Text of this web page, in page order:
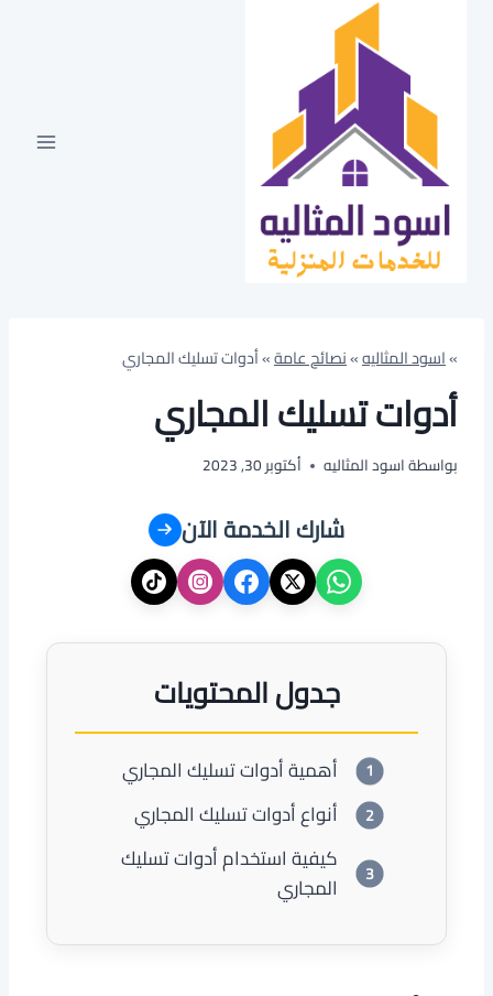
»اسود المثاليه»نصائح عامة»أدوات تسليك المجاري
أدوات تسليك المجاري
بواسطةاسود المثاليه أكتوبر 30, 2023
شارك الخدمة الآن
جدول المحتويات
أهمية أدوات تسليك المجاري
أنواع أدوات تسليك المجاري
كيفية استخدام أدوات تسليك
المجاري